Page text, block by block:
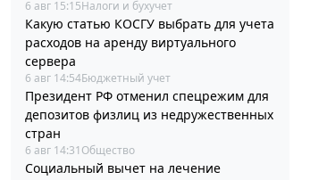
6 авг 15:15Налоги и бухучет
Какую статью КОСГУ выбрать для учета
расходов на аренду виртуального
сервера
6 авг 14:54Бюджетный учет
Президент РФ отменил спецрежим для
депозитов физлиц из недружественных
стран
6 авг 14:31 Общество
Социальный вычет на лечение